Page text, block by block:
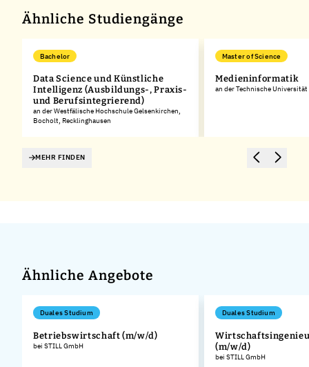
Ähnliche Studiengänge
Bachelor
Data Science und Künstliche
Intelligenz (Ausbildungs-, Praxis-
und Berufsintegrierend)
an der Westfälische Hochschule Gelsenkirchen,
Bocholt, Recklinghausen
Master of Science
Medieninformatik
an der Technische Universität
MEHR FINDEN
Ähnliche Angebote
Duales Studium
Betriebswirtschaft (m/w/d)
bei STILL GmbH
Duales Studium
(m/w/d)
bei STILL GmbH